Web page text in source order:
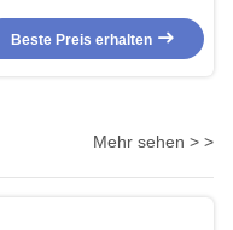
Fluorocarbon Durable der
Silikon-Mittel-FKM
Beste Preis erhalten
Mehr sehen > >